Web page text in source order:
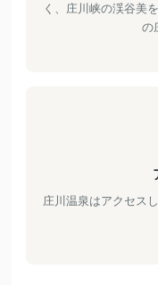
く、庄川峡の渓谷美
の
庄川温泉はアクセス